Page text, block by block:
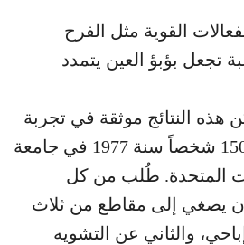
القوية مثل الفرح
تجعل بؤبؤ العين يتمدد
هذه النتائج موثقة في تجربة
شهيرة أجريت على 150 شخصاً سنة 1977 في جامعة
المتحدة. طُلب من كل
يصغي إلى مقاطع من ثلاث
والثاني عن التشويه